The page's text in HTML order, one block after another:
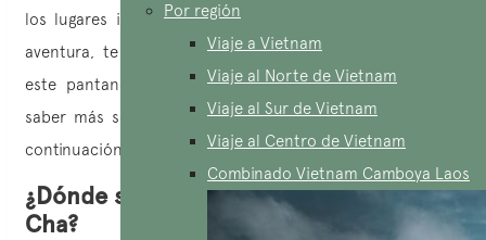
Por región
Viaje a Vietnam
Viaje al Norte de Vietnam
Viaje al Sur de Vietnam
Viaje al Centro de Vietnam
Combinado Vietnam Camboya Laos
los lugares imprescindibles de
aventura, te recomendamos encarecidamente descubrir
este pantano. Su esplendor no te decepcionará. Para
saber más sobre
el bosque de Ru Cha, sigue leyendo a
continuación.
¿Dónde se encuentra el bosque de Ru
Cha?